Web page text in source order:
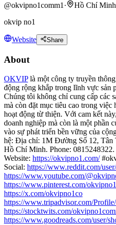
@okvipno1comm1 · Hồ Chí Minh
okvip no1
Website Share
About
OKVIPlà một công ty truyền
động rộng khắp trong lĩnh vực sản
Chúng tôi không chỉ cung cấp các
mà còn đặt mục tiêu cao trong việc
hoạt động từ thiện. Với cam kết
doanh nghiệp mà còn là một phần
vào sự phát triển bền vững của
hệ: Địa chỉ: 1M Đường Số 12, Tân
Hồ Chí Minh. Phone:
Website: https://okvipno1.com/
Social: https://www.reddit.com/
https://www.youtube.com/
https://www.pinterest.com/
https://x.com/okvipno1co
https://www.tripadvisor.com/
https://stocktwits.com/
https://www.goodreads.com/user/